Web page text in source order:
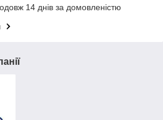
14 днів за домовленістю